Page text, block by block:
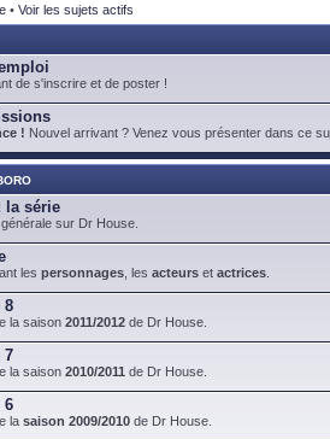
• Voir les sujets actifs
de s'inscrire et de poster !
! Nouvel arrivant ? Venez vous présenter dans ce
la série
sur Dr House.
les personnages , les acteurs et actrices
8
la saison 2011/2012 de Dr House.
7
la saison 2010/2011 de Dr House.
6
la saison 2009/2010 de Dr House.